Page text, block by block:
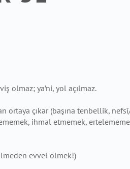
olmaz; ya’ni, yol açılmaz.
çıkar (başına tenbellik,
ihmal etmemek,
evvel ölmek!)